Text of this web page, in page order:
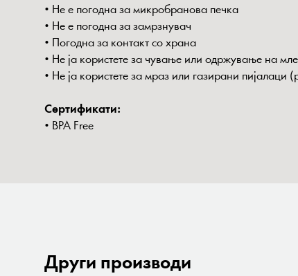
• Не е погодна за микробранова печка
• Не е погодна за замрзнувач
• Погодна за контакт со храна
• Не ја користете за чување или одржување на
• Не ја користете за мраз или газирани пијалаци
Сертификати:
• BPA Free
Други производи